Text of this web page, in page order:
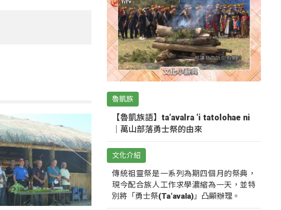
魯凱族
【魯凱族語】ta‘avalra ‘i tatolohae ni
｜萬山部落勇士祭的由來
文化介紹
傳統祖靈祭是一系列為期四個月的祭典，
現今配合族人工作求學濃縮為一天，並特
別將「勇士祭(Ta‘avala)」凸顯辦理。